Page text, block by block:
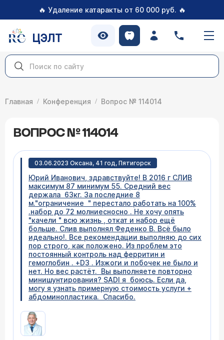
🔥 Удаление катаракты от 60 000 руб. 🔥
ЦЭЛТ
Главная Конференция Вопрос № 114014
ВОПРОС № 114014
03.06.2023 Оксана, 41 год, Пятигорск
Юрий Иванович, здравствуйте! В 2016 г СЛИВ
максимум 87 минимум 55. Средний вес
держала 63кг. За последние 8
м."ограничение " перестало работать на 100%
.набор до 72 молниесносно . Не хочу опять
"качели " всю жизнь , откат и набор ещё
больше. Слив выполнял Феденко В. Всё было
идеально!. Все рекомендации выполняю до сих
пор строго, как положено. Из проблем это
постоянный контроль над ферритин и
гемоглобин . +D3 . Изжоги и побочек не было и
нет. Но вес растёт. Вы выполняете повторно
минишунтирования? SADI я боюсь. Если да,
могу я узнать примерную стоимость услуги +
абдоминопластика. Спасибо.